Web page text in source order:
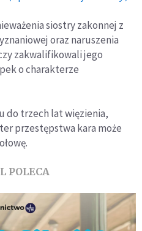
siostry zakonnej z
oraz naruszenia
zakwalifikowali jego
o charakterze
do trzech lat więzienia,
przestępstwa kara może
POLECA